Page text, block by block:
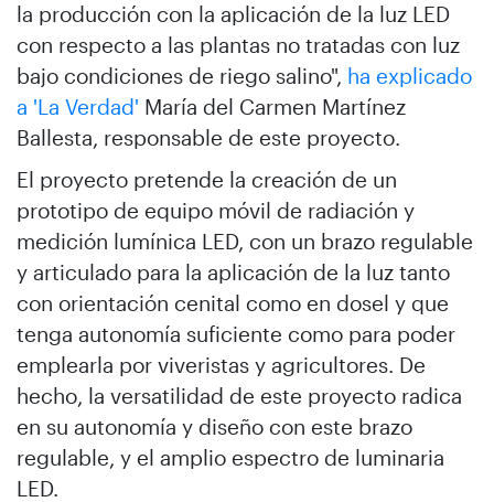
la producción con la aplicación de la luz LED
con respecto a las plantas no tratadas con luz
bajo condiciones de riego salino", ha explicado
a 'La Verdad' María del Carmen Martínez
Ballesta, responsable de este proyecto.
El proyecto pretende la creación de un
prototipo de equipo móvil de radiación y
medición lumínica LED, con un brazo regulable
y articulado para la aplicación de la luz tanto
con orientación cenital como en dosel y que
tenga autonomía suficiente como para poder
emplearla por viveristas y agricultores. De
hecho, la versatilidad de este proyecto radica
en su autonomía y diseño con este brazo
regulable, y el amplio espectro de luminaria
LED.